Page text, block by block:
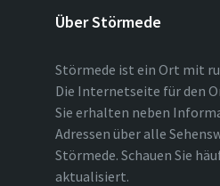
Über Störmede
Störmede ist ein Ort mit
Die Internetseite für den
Sie erhalten neben
Adressen über alle
Störmede. Schauen Sie
aktualisiert.